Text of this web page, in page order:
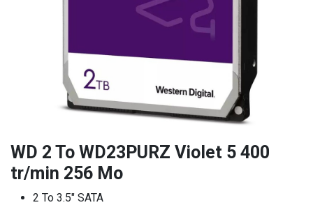
WD 2 To WD23PURZ Violet 5 400
tr/min 256 Mo
2 To 3.5" SATA